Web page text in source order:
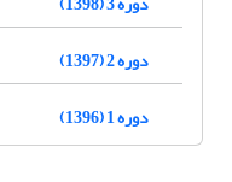
دوره 2 (1397)
دوره 1 (1396)